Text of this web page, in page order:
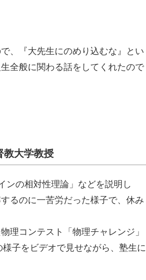
、『大先生にのめり込むな』とい
全般に関わる話をしてくれたので
教大学教授
の相対性理論」などを説明し
るのに一苦労だった様子で、休み
理コンテスト「物理チャレンジ」
子をビデオで見せながら、塾生に